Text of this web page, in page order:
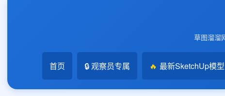
草图溜溜
首页 🔒 观察员专属 🔥 最新SketchUp模型